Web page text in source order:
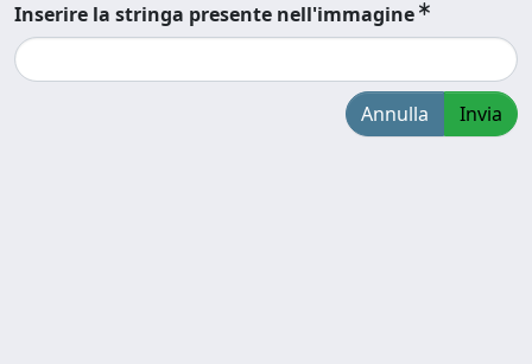
Inserire la stringa presente nell'immagine
Annulla Invia